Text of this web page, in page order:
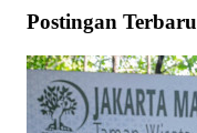
Postingan Terbaru